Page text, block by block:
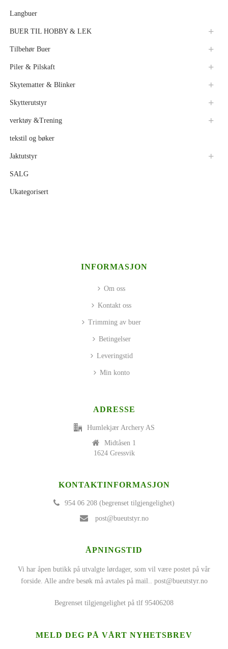
Langbuer
BUER TIL HOBBY & LEK
Tilbehør Buer
Piler & Pilskaft
Skytematter & Blinker
Skytterutstyr
verktøy &Trening
tekstil og bøker
Jaktutstyr
SALG
Ukategorisert
INFORMASJON
Om oss
Kontakt oss
Trimming av buer
Betingelser
Leveringstid
Min konto
ADRESSE
Humlekjær Archery AS
Midtåsen 1
1624 Gressvik
KONTAKTINFORMASJON
954 06 208 (begrenset tilgjengelighet)
post@bueutstyr.no
ÅPNINGSTID
Vi har åpen butikk på utvalgte lørdager, som vil være postet på vår
forside. Alle andre besøk må avtales på mail.. post@bueutstyr.no
Begrenset tilgjengelighet på tlf 95406208
MELD DEG PÅ VÅRT NYHETSBREV